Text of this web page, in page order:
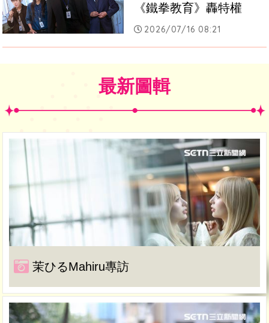
《鐵拳教育》轟特權
2026/07/16 08:21
最新圖輯
茉ひるMahiru專訪